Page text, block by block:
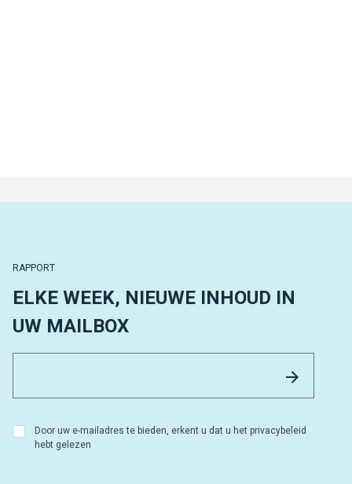
RAPPORT
ELKE WEEK, NIEUWE INHOUD IN
UW MAILBOX
Door uw e-mailadres te bieden, erkent u dat u het privacybeleid
hebt gelezen